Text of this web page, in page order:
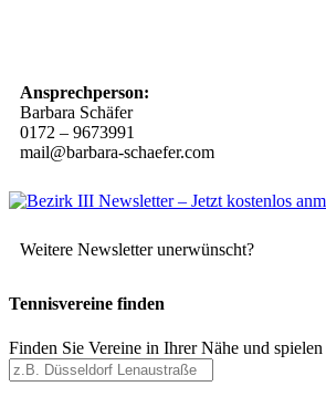
Ansprechperson:
Barbara Schäfer
0172 – 9673991
mail@barbara-schaefer.com
Weitere Newsletter unerwünscht?
Tennisvereine finden
Finden Sie Vereine in Ihrer Nähe und spielen